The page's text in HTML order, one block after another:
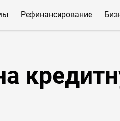
Рефинансирование